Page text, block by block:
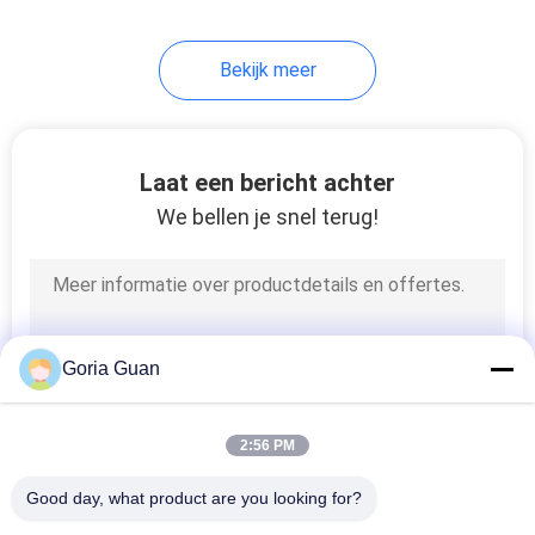
Hydraulisch
Document
Broodjesstapelaar
Bekijk meer
Laat een bericht achter
We bellen je snel terug!
Goria Guan
2:56 PM
Good day, what product are you looking for?